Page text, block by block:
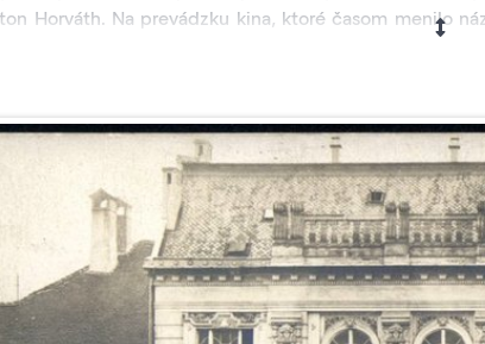
Horváth. Na prevádzku kina, ktoré časom menilo
Uvádzalo len prvotriedne svetové šlágre s
moderná zvukové aparáty značky Pacend
filmu a to koncom roka 1929. Mala to byť muzikálna
na mieste bývalej záhradnej reštaurácie sporadicky
kina Partizán zahájilo svoju činnosť̌ v roku 1956 na
v roku 1967 v rámci akcie „Z“. Po prevedenej